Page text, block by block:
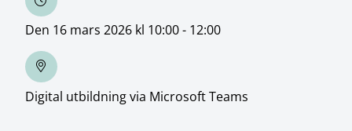
Den 16 mars 2026 kl 10:00 - 12:00
Digital utbildning via Microsoft Teams